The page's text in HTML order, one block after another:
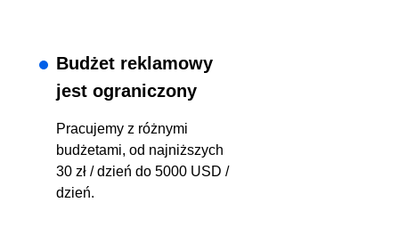
Budżet reklamowy
jest ograniczony
Pracujemy z różnymi
budżetami, od najniższych
30 zł / dzień do 5000 USD /
dzień.